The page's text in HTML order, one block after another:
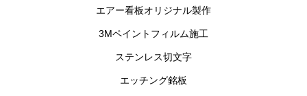
エアー看板オリジナル製作
3Mペイントフィルム施工
ステンレス切文字
エッチング銘板